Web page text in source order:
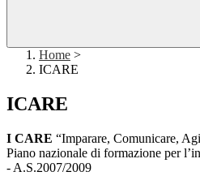
Home >
ICARE
ICARE
I CARE “Imparare, Comunicare,
Piano nazionale di formazione per
- A.S.2007/2009